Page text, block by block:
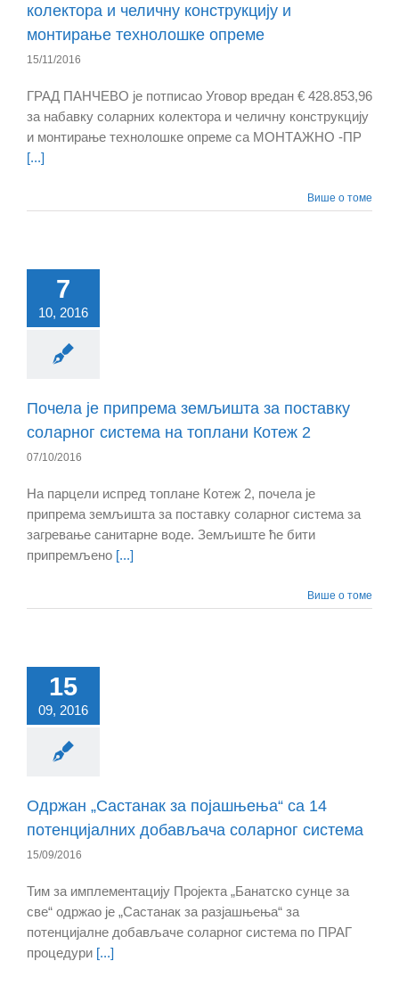
колектора и челичну конструкцију и
монтирање технолошке опреме
15/11/2016
ГРАД ПАНЧЕВО је потписао Уговор вредан € 428.853,96
за набавку соларних колектора и челичну конструкцију
и монтирање технолошке опреме са МОНТАЖНО -ПР
[...]
Више о томе
7
10, 2016
Почела је припрема земљишта за поставку
соларног система на топлани Котеж 2
07/10/2016
На парцели испред топлане Котеж 2, почела је
припрема земљишта за поставку соларног система за
загревање санитарне воде. Земљиште ће бити
припремљено [...]
Више о томе
15
09, 2016
Oдржан „Састанак за појашњења“ са 14
потенцијалних добављача соларног система
15/09/2016
Тим за имплементацију Пројекта „Банатско сунце за
све“ одржао је „Састанак за разјашњења“ за
потенцијалне добављаче соларног система по ПРАГ
процедури [...]